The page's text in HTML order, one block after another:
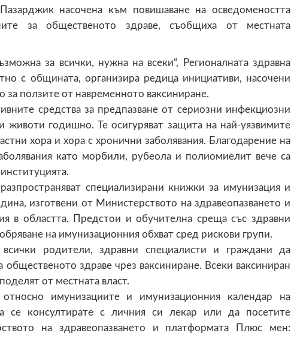
насочена към повишаване на осведомеността
за общественото здраве, съобщиха от местната
за всички, нужна на всеки“, Регионалната здравна
с общината, организира редица инициативи, насочени
ползите от навременното ваксиниране.
средства за предпазване от сериозни инфекциозни
животи годишно. Те осигуряват защита на най-уязвимите
хора и хора с хронични заболявания. Благодарение на
като морбили, рубеола и полиомиелит вече са
специализирани книжки за имунизация и
изготвени от Министерството на здравеопазването и
в областта. Предстои и обучителна среща със здравни
на имунизационния обхват сред рискови групи.
родители, здравни специалисти и граждани да
общественото здраве чрез ваксиниране. Всеки ваксиниран
от местната власт.
имунизациите и имунизационния календар на
се консултирате с личния си лекар или да посетите
на здравеопазването и платформата Плюс мен: